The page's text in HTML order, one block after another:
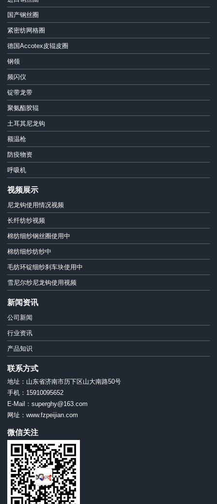
国产钢丝圈
紧密纺网格圈
德国Accotex皮辊皮圈
钢领
频闪仪
锭带龙带
聚氨酯胶辊
土耳其尼龙钩
额温枪
防疫物资
呼吸机
视频展示
尼龙钩使用情况视频
长纤纺纱视频
棉纺细纱钢丝圈使用中
棉纺细纱纺纱中
毛纺环锭细纱刹车块使用中
雪尼尔纱尼龙钩使用视频
新闻资讯
公司新闻
行业资讯
产品知识
联系方式
地址：山东省济南市历下区山大南路50号
手机：15910095652
E-Mail：superghy@163.com
网址：www.fzpeijian.com
微信关注